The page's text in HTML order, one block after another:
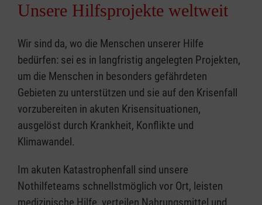
Unsere Hilfsprojekte weltweit
Wir sind da, wo die Menschen unserer Hilfe
bedürfen: sei es in langfristig angelegten Projekten,
um die Menschen in besonders gefährdeten
Gebieten zu unterstützen und sie auf den Krisenfall
vorzubereiten in akuten Krisensituationen,
ausgelöst durch Krankheit, Konflikte und
Klimawandel.
Im akuten Katastrophenfall sind unsere
Nothilfeteams schnellstmöglich vor Ort, leisten